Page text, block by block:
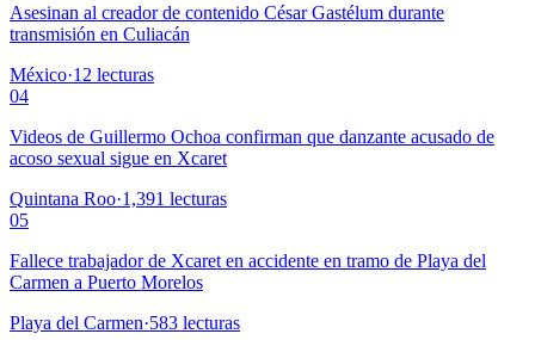
Asesinan al creador de contenido César Gastélum durante
transmisión en Culiacán
México·12 lecturas
04
Videos de Guillermo Ochoa confirman que danzante acusado de
acoso sexual sigue en Xcaret
Quintana Roo·1,391 lecturas
05
Fallece trabajador de Xcaret en accidente en tramo de Playa del
Carmen a Puerto Morelos
Playa del Carmen·583 lecturas